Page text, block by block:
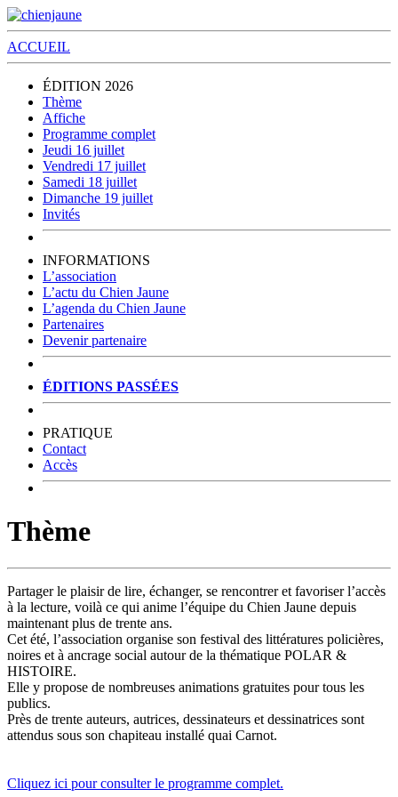
ACCUEIL
ÉDITION 2026
Thème
Affiche
Programme complet
Jeudi 16 juillet
Vendredi 17 juillet
Samedi 18 juillet
Dimanche 19 juillet
Invités
INFORMATIONS
L’association
L’actu du Chien Jaune
L’agenda du Chien Jaune
Partenaires
Devenir partenaire
ÉDITIONS PASSÉES
PRATIQUE
Contact
Accès
Thème
Partager le plaisir de lire, échanger, se rencontrer et favoriser l’accès
à la lecture, voilà ce qui anime l’équipe du Chien Jaune depuis
maintenant plus de trente ans.
Cet été, l’association organise son festival des littératures policières,
noires et à ancrage social autour de la thématique POLAR &
HISTOIRE.
Elle y propose de nombreuses animations gratuites pour tous les
publics.
Près de trente auteurs, autrices, dessinateurs et dessinatrices sont
attendus sous son chapiteau installé quai Carnot.
Cliquez ici pour consulter le programme complet.